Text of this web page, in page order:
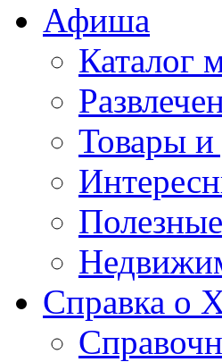
Афиша
Каталог
Товары и
Справка о